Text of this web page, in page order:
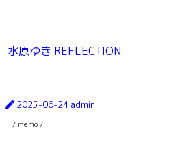
水原ゆき REFLECTION
2025-06-24 admin
/ memo /